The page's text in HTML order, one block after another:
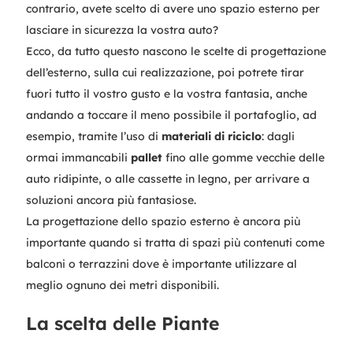
contrario, avete scelto di avere uno spazio esterno per
lasciare in sicurezza la vostra auto?
Ecco, da tutto questo nascono le scelte di progettazione
dell’esterno, sulla cui realizzazione, poi potrete tirar
fuori tutto il vostro gusto e la vostra fantasia, anche
andando a toccare il meno possibile il portafoglio, ad
esempio, tramite l’uso di materiali di riciclo: dagli
ormai immancabili pallet fino alle gomme vecchie delle
auto ridipinte, o alle cassette in legno, per arrivare a
soluzioni ancora più fantasiose.
La progettazione dello spazio esterno è ancora più
importante quando si tratta di spazi più contenuti come
balconi o terrazzini dove è importante utilizzare al
meglio ognuno dei metri disponibili.
La scelta delle Piante